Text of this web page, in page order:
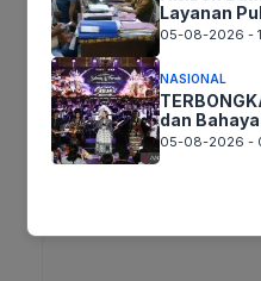
Ikuti kami :
Layanan
05-08-2026 -
NASIONAL
dan
05-08-2026 -